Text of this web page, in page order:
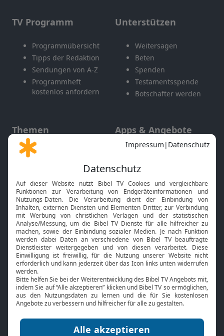
TV Programm
Programmübersicht
Tipps der Redaktion
Sendungen von A-Z
Programmheft
kostenlos anfordern
Unterstützen
Weitersagen
Beten
Spenden
Testamentsspende
Botschafter werden
Themen
Gott und Bibel erklärt
Neuigkeiten
Apps & Angebote
Mobile App
Smart TV
HbbTV
Bibelthek Online-Bibel
Nächster Gottesdienst
Bibel TV
Über uns
Jobs
Mediadaten
Service
Kontakt
TV-Empfang